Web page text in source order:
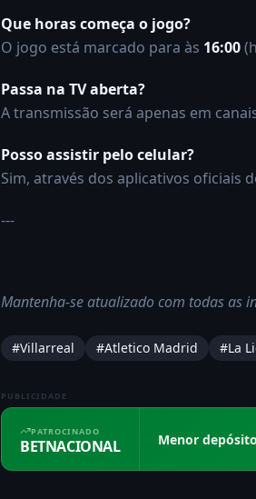
Que horas começa o jogo?
O jogo está marcado para às 16:00
Passa na TV aberta?
A transmissão será apenas em
Posso assistir pelo celular?
Sim, através dos aplicativos oficiais
---
Mantenha-se atualizado com todas as
#Villarreal #Atletico Madrid #La
PUBLICIDADE
PATROCINADO
BETNACIONAL Menor